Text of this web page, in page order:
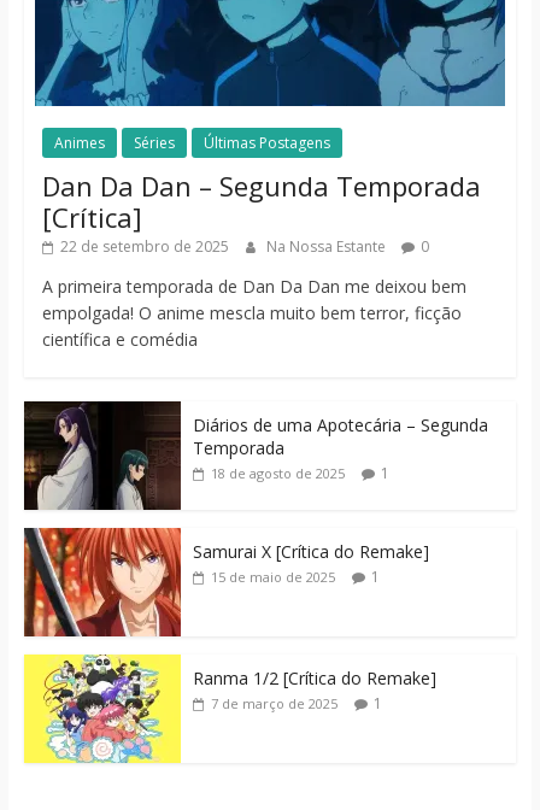
Animes Séries Últimas Postagens
Dan Da Dan – Segunda Temporada
[Crítica]
22 de setembro de 2025 Na Nossa Estante 0
A primeira temporada de Dan Da Dan me deixou bem
empolgada! O anime mescla muito bem terror, ficção
científica e comédia
Diários de uma Apotecária – Segunda
Temporada
18 de agosto de 2025 1
Samurai X [Crítica do Remake]
15 de maio de 2025 1
Ranma 1/2 [Crítica do Remake]
7 de março de 2025 1